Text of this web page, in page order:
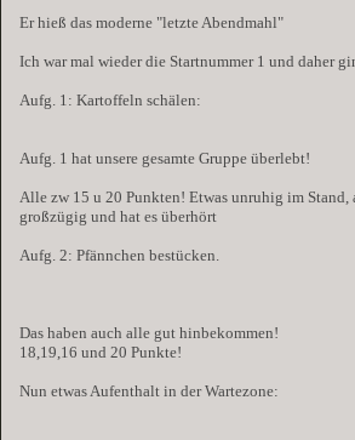
Er hieß das moderne "letzte Abendmahl"
Ich war mal wieder die Startnummer 1 und daher
Aufg. 1: Kartoffeln schälen:
Aufg. 1 hat unsere gesamte Gruppe überlebt!
Alle zw 15 u 20 Punkten! Etwas unruhig im Stand,
großzügig und hat es überhört
Aufg. 2: Pfännchen bestücken.
Das haben auch alle gut hinbekommen!
18,19,16 und 20 Punkte!
Nun etwas Aufenthalt in der Wartezone: